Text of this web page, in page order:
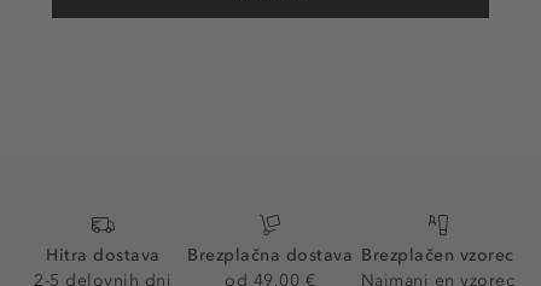
Hitra dostava
2-5 delovnih dni
Brezplačna dostava
od 49,00 €
Brezplačen vzorec
Najmanj en vzorec